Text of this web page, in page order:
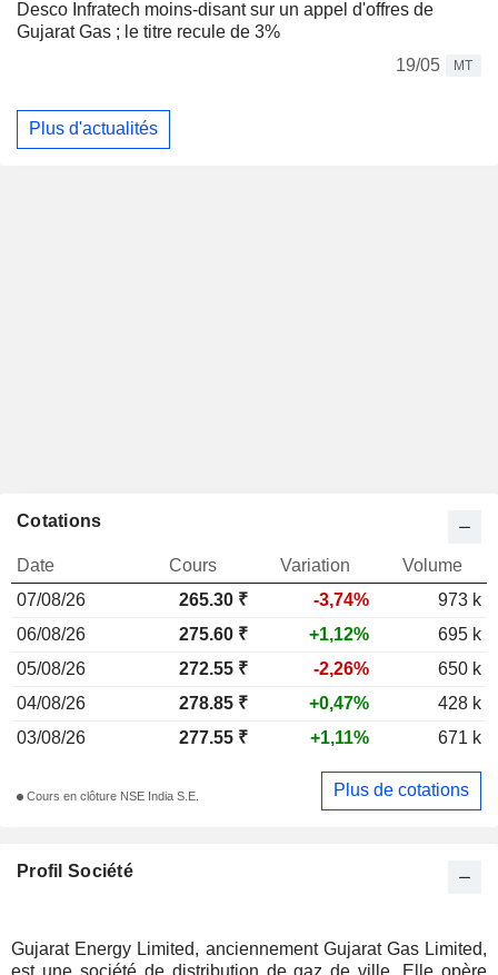
Desco Infratech moins-disant sur un appel d'offres de
Gujarat Gas ; le titre recule de 3%
19/05
MT
Plus d'actualités
Profil Société
Gujarat Energy Limited, anciennement Gujarat Gas Limited,
est une société de distribution de gaz de ville. Elle opère
Cotations
Date Cours Variation
Volume
07/08/26
265.30 ₹ -3,74%
973 k
06/08/26
275.60 ₹ +1,12%
695 k
05/08/26
272.55 ₹ -2,26%
650 k
04/08/26
278.85 ₹ +0,47%
428 k
03/08/26
277.55 ₹ +1,11% 671 k
Cours en clôture NSE India S.E. Plus de cotations